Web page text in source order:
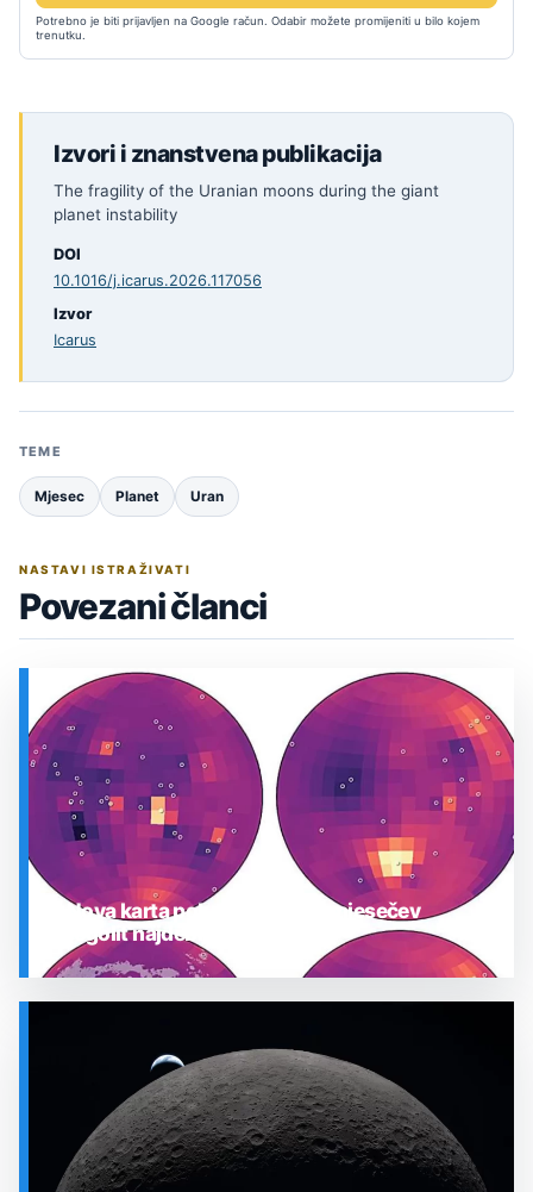
Potrebno je biti prijavljen na Google račun. Odabir možete promijeniti u bilo kojem
trenutku.
Izvori i znanstvena publikacija
The fragility of the Uranian moons during the giant
planet instability
DOI
10.1016/j.icarus.2026.117056
Izvor
Icarus
TEME
Mjesec Planet Uran
NASTAVI ISTRAŽIVATI
Povezani članci
Nova karta pokazuje gdje je mjesečev
regolit najdeblji